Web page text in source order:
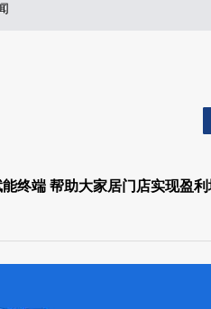
能终端 帮助大家居门店实现盈